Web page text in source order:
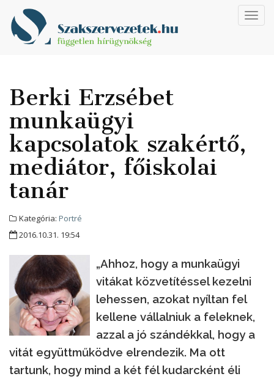
Berki Erzsébet
munkaügyi
kapcsolatok szakértő,
mediátor, főiskolai
tanár
Kategória: Portré
2016.10.31. 19:54
„Ahhoz, hogy a munkaügyi
vitákat közvetítéssel kezelni
lehessen, azokat nyíltan fel
kellene vállalniuk a feleknek,
azzal a jó szándékkal, hogy a
vitát együttműködve elrendezik. Ma ott
tartunk, hogy mind a két fél kudarcként éli